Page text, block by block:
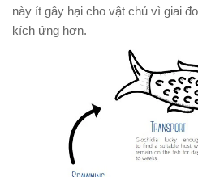
này ít gây hại cho vật chủ vì giai
kích ứng hơn.